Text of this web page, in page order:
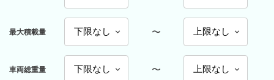
最大積載量 〜
車両総重量 〜